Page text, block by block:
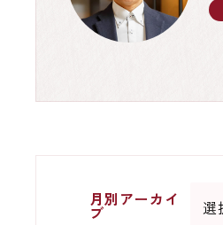
月別アーカイ
ブ